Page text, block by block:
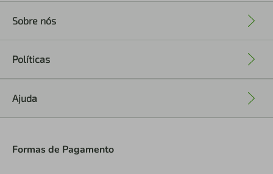
Sobre nós
Políticas
Ajuda
Formas de Pagamento